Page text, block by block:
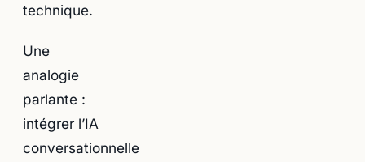
technique.
Une
analogie
parlante :
intégrer l’IA
conversationnelle